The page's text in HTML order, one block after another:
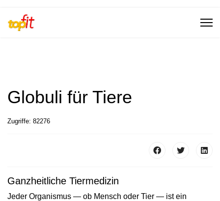
Globuli für Tiere
Zugriffe: 82276
Ganzheitliche Tiermedizin
Jeder Organismus — ob Mensch oder Tier — ist ein